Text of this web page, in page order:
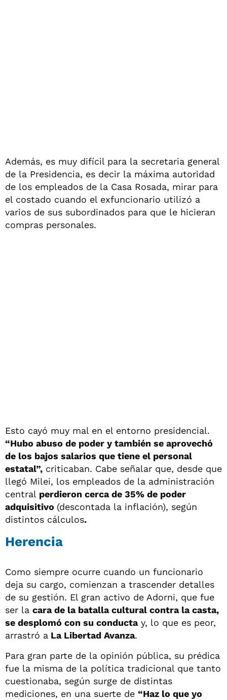
Además, es muy difícil para la secretaria general
de la Presidencia, es decir la máxima autoridad
de los empleados de la Casa Rosada, mirar para
el costado cuando el exfuncionario utilizó a
varios de sus subordinados para que le hicieran
compras personales.
Esto cayó muy mal en el entorno presidencial.
“Hubo abuso de poder y también se aprovechó
de los bajos salarios que tiene el personal
estatal”, criticaban. Cabe señalar que, desde que
llegó Milei, los empleados de la administración
central perdieron cerca de 35% de poder
adquisitivo (descontada la inflación), según
distintos cálculos.
Herencia
Como siempre ocurre cuando un funcionario
deja su cargo, comienzan a trascender detalles
de su gestión. El gran activo de Adorni, que fue
ser la cara de la batalla cultural contra la casta,
se desplomó con su conductay, lo que es peor,
arrastró a La Libertad Avanza.
Para gran parte de la opinión pública, su prédica
fue la misma de la política tradicional que tanto
cuestionaba, según surge de distintas
mediciones, en una suerte de “Haz lo que yo